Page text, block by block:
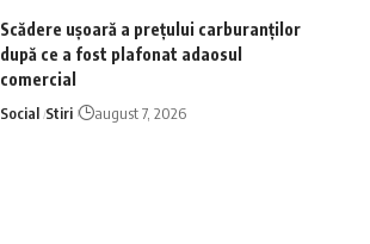
Scădere ușoară a prețului carburanților
după ce a fost plafonat adaosul
comercial
Social Stiri august 7, 2026